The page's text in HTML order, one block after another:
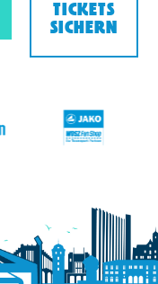
TICKETS
SICHERN